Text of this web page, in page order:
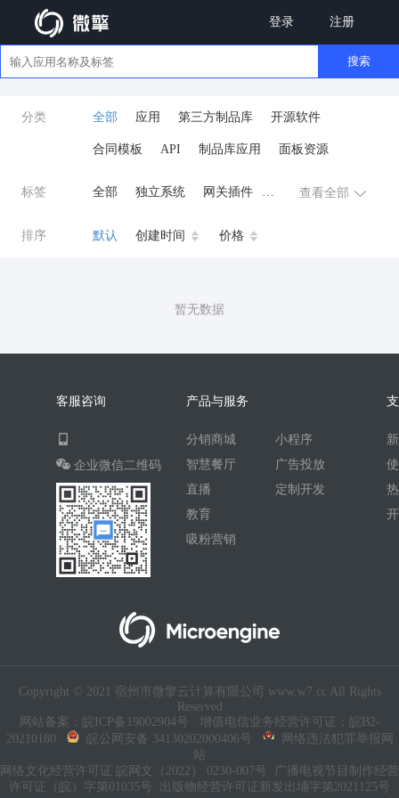
登录 注册
搜索
分类 全部 应用 第三方制品库 开源软件
合同模板 API 制品库应用 面板资源
标签 全部 独立系统 网关插件
餐饮小程序 分销
商城
游戏 租赁合同 上门
小程序商城 saas AI音乐
招聘 AI小程序
体育馆网球篮球羽毛球
驾校小程序
AI数字人 交互数字人
论坛 视频混剪
短剧 抖音|快手|视频号 diy
热门短剧系统 跑腿
查看全部
排序 默认 创建时间 价格
暂无数据
客服咨询
企业微信二维码
产品与服务
分销商城
智慧餐厅
直播
教育
吸粉营销
小程序
广告投放
定制开发
Copyright © 2021 宿州市微擎云计算有限公司 www.w7.cc All Rights
Reserved
网站备案：皖ICP备19002904号 增值电信业务经营许可证：皖B2-
20210180
皖公网安备 34130202000406号
网络违法犯罪举报网
站
网络文化经营许可证 皖网文（2022） 0230-007号 广播电视节目制作经营
许可证（皖）字第01035号 出版物经营许可证新发出埇字第2021125号